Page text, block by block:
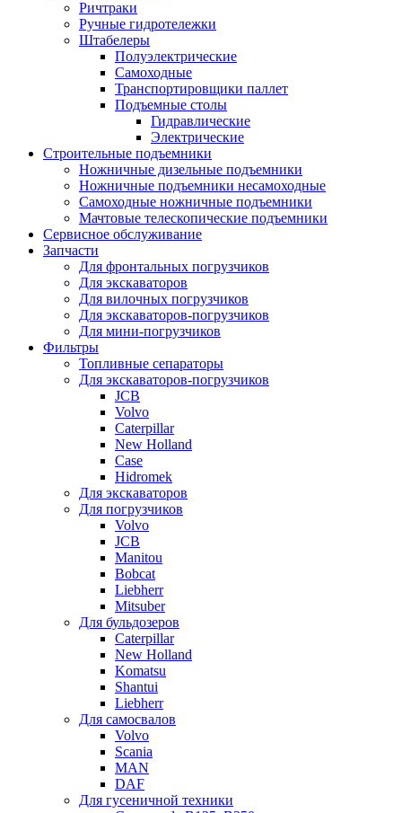
Ричтраки
Ручные гидротележки
Штабелеры
Полуэлектрические
Самоходные
Транспортировщики паллет
Подъемные столы
Гидравлические
Электрические
Строительные подъемники
Ножничные дизельные подъемники
Ножничные подъемники несамоходные
Самоходные ножничные подъемники
Мачтовые телескопические подъемники
Сервисное обслуживание
Запчасти
Для фронтальных погрузчиков
Для экскаваторов
Для вилочных погрузчиков
Для экскаваторов-погрузчиков
Для мини-погрузчиков
Фильтры
Топливные сепараторы
Для экскаваторов-погрузчиков
JCB
Volvo
Caterpillar
New Holland
Case
Hidromek
Для экскаваторов
Для погрузчиков
Volvo
JCB
Manitou
Bobcat
Liebherr
Mitsuber
Для бульдозеров
Caterpillar
New Holland
Komatsu
Shantui
Liebherr
Для самосвалов
Volvo
Scania
MAN
DAF
Для гусеничной техники